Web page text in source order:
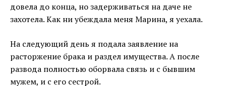
довела до конца, но задерживаться на даче не
захотела. Как ни убеждала меня Марина, я уехала.
На следующий день я подала заявление на
расторжение брака и раздел имущества. А после
развода полностью оборвала связь и с бывшим
мужем, и с его сестрой.